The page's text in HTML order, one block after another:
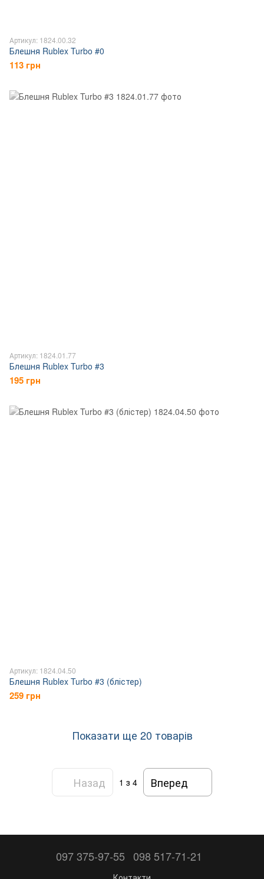
Артикул: 1824.00.32
Блешня Rublex Turbo #0
113 грн
Артикул: 1824.01.77
Блешня Rublex Turbo #3
195 грн
Артикул: 1824.04.50
Блешня Rublex Turbo #3 (блістер)
259 грн
Показати ще 20 товарів
Назад 1 з 4 Вперед
097 375-97-55 098 517-71-21